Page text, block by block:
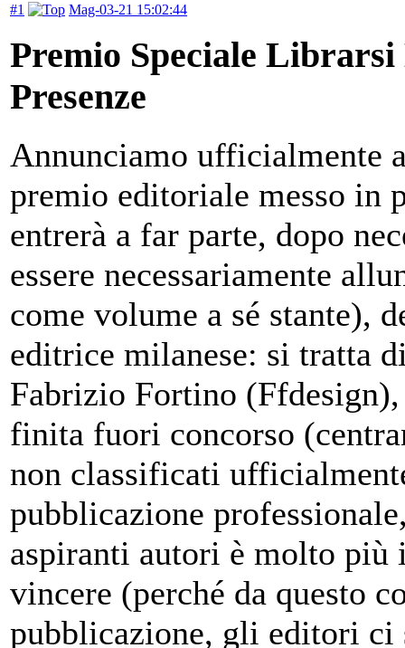
#1 Mag-03-21 15:02:44
Premio Speciale
Presenze
Annunciamo ufficialmente
premio editoriale messo in
entrerà a far parte, dopo
essere necessariamente
come volume a sé stante),
editrice milanese: si tratta
Fabrizio Fortino
finita fuori concorso
non classificati
pubblicazione
aspiranti autori è molto più
vincere (perché da questo
pubblicazione, gli editori ci